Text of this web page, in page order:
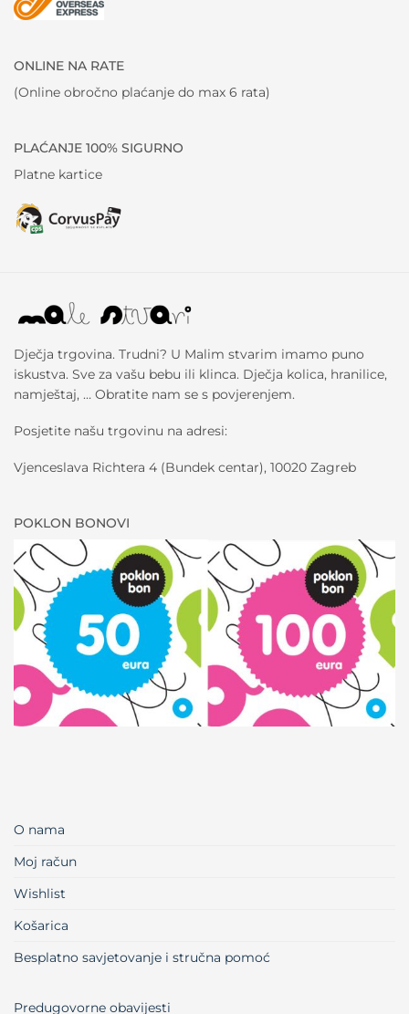
ONLINE NA RATE
(Online obročno plaćanje do max 6 rata)
PLAĆANJE 100% SIGURNO
Platne kartice
Dječja trgovina. Trudni? U Malim stvarim imamo puno
iskustva. Sve za vašu bebu ili klinca. Dječja kolica, hranilice,
namještaj, … Obratite nam se s povjerenjem.
Posjetite našu trgovinu na adresi:
Vjenceslava Richtera 4 (Bundek centar), 10020 Zagreb
POKLON BONOVI
O nama
Moj račun
Wishlist
Košarica
Besplatno savjetovanje i stručna pomoć
Predugovorne obavijesti